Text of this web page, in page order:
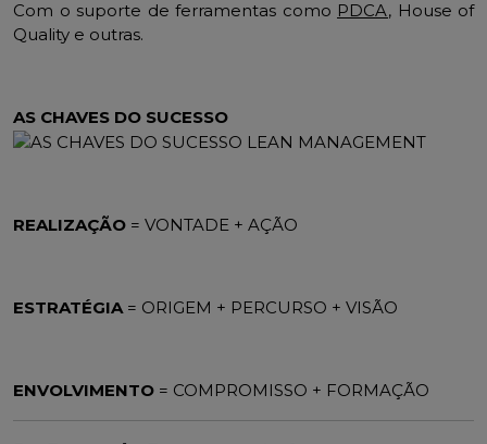
Com o suporte de ferramentas como PDCA, House of
Quality e outras.
AS CHAVES DO SUCESSO
REALIZAÇÃO = VONTADE + AÇÃO
ESTRATÉGIA= ORIGEM + PERCURSO + VISÃO
ENVOLVIMENTO = COMPROMISSO + FORMAÇÃO